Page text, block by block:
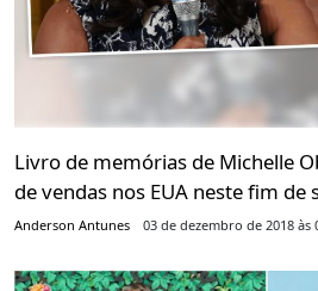
Livro de memórias de Michelle
de vendas nos EUA neste fim de
Anderson Antunes 03 de dezembro de 2018 às